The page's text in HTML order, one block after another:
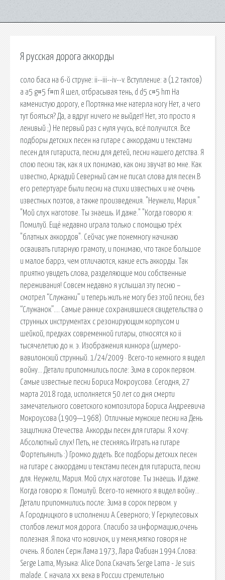
Я русская дорога аккорды
соло баса на 6-й струне: ii--iii--iv--v. Вступление: a (12 тактов)
a a5 g#5 f#m Я шел, отбрасывая тень, d d5 c#5 hm На
каменистую дорогу, e Портянка мне натерла ногу Нет, а чего
тут бояться? Да, а вдруг ничего не выйдет! Нет, это просто я
ленивый ;) Не первый раз с нуля учусь, всё получится. Все
подборы детских песен на гитаре с аккордами и текстами
песен для гитариста, песни для детей, песни нашего детства. Я
спою песни так, как я их понимаю, как они звучат во мне. Как
известно, Аркадий Северный сам не писал слова для песен.В
его репертуаре были песни на стихи известных и не очень
известных поэтов, а также произведения. "Неужели, Мария."
"Мой слух наготове. Ты знаешь. И даже." "Когда говорю я:
Помилуй. Ещё недавно играла только с помощью трёх
"блатных аккордов". Сейчас уже понемногу начинаю
осваивать гитарную грамоту, и понимаю, что такое большое
и малое баррэ, чем отличаются, какие есть аккорды. Так
приятно увидеть слова, разделяющие мои собственные
переживания! Совсем недавно я услышал эту песню –
смотрел “Служанки” и теперь жить не могу без этой песни, без
“Служанок”…. Самые ранние сохранившиеся свидетельства о
струнных инструментах с резонирующим корпусом и
шейкой, предках современной гитары, относятся ко ii
тысячелетию до н. э. Изображения киннора (шумеро-
вавилонский струнный. 1/24/2009 · Всего-то немного я видел
войну… Детали припомнились после: Зима в сорок первом.
Самые известные песни Бориса Мокроусова. Сегодня, 27
марта 2018 года, исполняется 50 лет со дня смерти
замечательного советского композитора Бориса Андреевича
Мокроусова (1909—1968). Отличные мужские песни на День
защитника Отечества. Аккорды песен для гитары. Я хочу:
Абсолютный слух! Петь, не стесняясь Играть на гитаре
Фортепьянить :) Громко дудеть. Все подборы детских песен
на гитаре с аккордами и текстами песен для гитариста, песни
для. Неужели, Мария. Мой слух наготове. Ты знаешь. И даже.
Когда говорю я: Помилуй. Всего-то немного я видел войну…
Детали припомнились после: Зима в сорок первом. у
А.Городницкого в исполнении А.Северного; У Геркулесовых
столбов лежит моя дорога. Спасибо за информацию,очень
полезная. Я пока что новичок, и у меня,мягко говоря не
очень. Я болен Серж Лама 1973, Лара Фабиан 1994.Слова:
Serge Lama, Музыка: Alice Dona.Скачать Serge Lama - Je suis
malade. С начала xx века в России стремительно